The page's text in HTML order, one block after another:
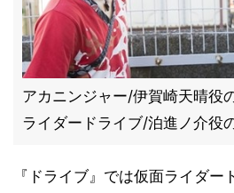
アカニンジャー/伊賀崎天晴役
ライダードライブ/泊進ノ介役
『ドライブ』では仮面ライダ